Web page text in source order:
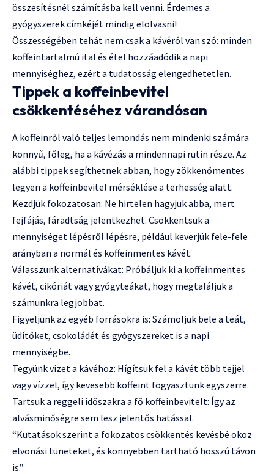
összesítésnél számításba kell venni. Érdemes a
gyógyszerek címkéjét mindig elolvasni!
Összességében tehát nem csak a kávéról van szó: minden
koffeintartalmú ital és étel hozzáadódik a napi
mennyiséghez, ezért a tudatosság elengedhetetlen.
Tippek a koffeinbevitel
csökkentéséhez várandósan
A koffeinről való teljes lemondás nem mindenki számára
könnyű, főleg, ha a kávézás a mindennapi rutin része. Az
alábbi tippek segíthetnek abban, hogy zökkenőmentes
legyen a koffeinbevitel mérséklése a terhesség alatt.
Kezdjük fokozatosan: Ne hirtelen hagyjuk abba, mert
fejfájás, fáradtság jelentkezhet. Csökkentsük a
mennyiséget lépésről lépésre, például keverjük fele-fele
arányban a normál és koffeinmentes kávét.
Válasszunk alternatívákat: Próbáljuk ki a koffeinmentes
kávét, cikóriát vagy gyógyteákat, hogy megtaláljuk a
számunkra legjobbat.
Figyeljünk az egyéb forrásokra is: Számoljuk bele a teát,
üdítőket, csokoládét és gyógyszereket is a napi
mennyiségbe.
Tegyünk vizet a kávéhoz: Hígítsuk fel a kávét több tejjel
vagy vízzel, így kevesebb koffeint fogyasztunk egyszerre.
Tartsuk a reggeli időszakra a fő koffeinbevitelt: Így az
alvásminőségre sem lesz jelentős hatással.
“Kutatások szerint a fokozatos csökkentés kevésbé okoz
elvonási tüneteket, és könnyebben tartható hosszú távon
is.”